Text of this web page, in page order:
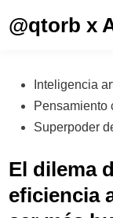
@qtorb x
Publicado
en
Inteligencia
Pensamiento
Superpoder
El dilema
eficiencia